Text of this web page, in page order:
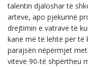
talentin djaloshar të
arteve, apo pjekurinë
drejtimin e vatrave të
kanë më të lehtë për të
parajsën nëpërmjet
viteve 90-të shpërtheu